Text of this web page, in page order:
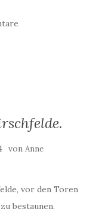
von Anne
vor den Toren
bestaunen.